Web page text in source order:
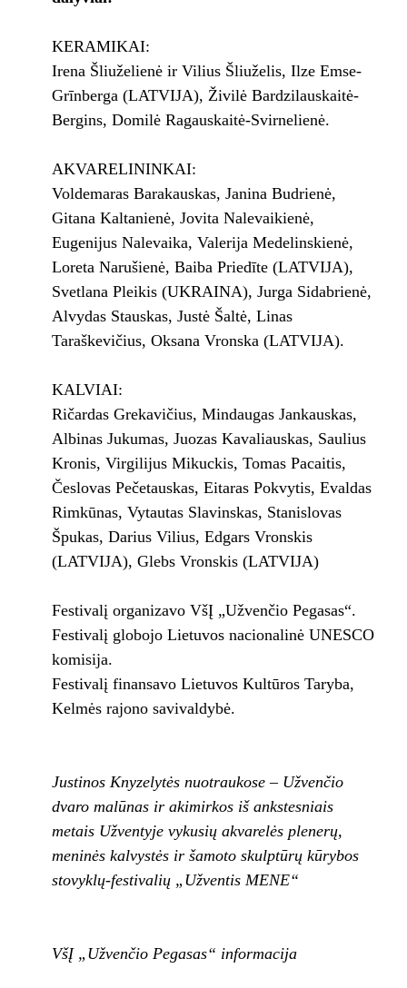
KERAMIKAI:
Irena Šliuželienė ir Vilius Šliuželis, Ilze Emse-
Grīnberga (LATVIJA), Živilė Bardzilauskaitė-
Bergins, Domilė Ragauskaitė-Svirnelienė.
AKVARELININKAI:
Voldemaras Barakauskas, Janina Budrienė,
Gitana Kaltanienė, Jovita Nalevaikienė,
Eugenijus Nalevaika, Valerija Medelinskienė,
Loreta Narušienė, Baiba Priedīte (LATVIJA),
Svetlana Pleikis (UKRAINA), Jurga Sidabrienė,
Alvydas Stauskas, Justė Šaltė, Linas
Taraškevičius, Oksana Vronska (LATVIJA).
KALVIAI:
Ričardas Grekavičius, Mindaugas Jankauskas,
Albinas Jukumas, Juozas Kavaliauskas, Saulius
Kronis, Virgilijus Mikuckis, Tomas Pacaitis,
Česlovas Pečetauskas, Eitaras Pokvytis, Evaldas
Rimkūnas, Vytautas Slavinskas, Stanislovas
Špukas, Darius Vilius, Edgars Vronskis
(LATVIJA), Glebs Vronskis (LATVIJA)
Festivalį organizavo VšĮ „Užvenčio Pegasas“.
Festivalį globojo Lietuvos nacionalinė UNESCO
komisija.
Festivalį finansavo Lietuvos Kultūros Taryba,
Kelmės rajono savivaldybė.
Justinos Knyzelytės nuotraukose – Užvenčio
dvaro malūnas ir akimirkos iš ankstesniais
metais Užventyje vykusių akvarelės plenerų,
meninės kalvystės ir šamoto skulptūrų kūrybos
stovyklų-festivalių „Užventis MENE“
VšĮ „Užvenčio Pegasas“ informacija